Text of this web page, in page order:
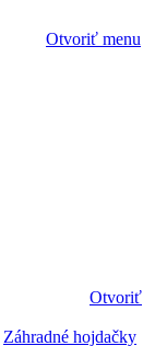
Otvoriť menu
Otvoriť
Záhradné hojdačky